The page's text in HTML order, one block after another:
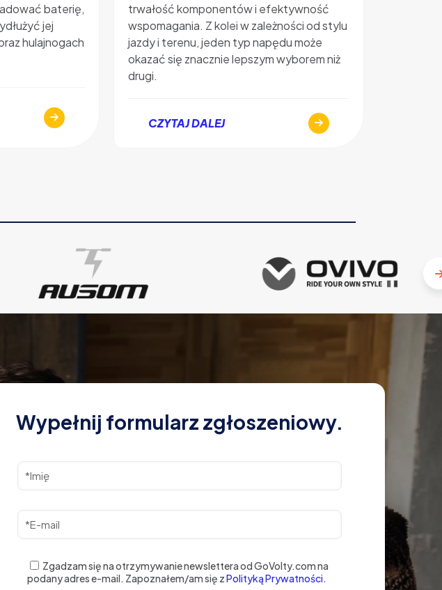
baterię,
jej
hulajnogach
trwałość komponentów i efektywność
wspomagania. Z kolei w zależności od stylu
jazdy i terenu, jeden typ napędu może
okazać się znacznie lepszym wyborem niż
drugi.
CZYTAJ DALEJ
Wypełnij formularz zgłoszeniowy.
Zgadzam się na otrzymywanie newslettera od GoVolty.com na
podany adres e-mail. Zapoznałem/am się zPolityką Prywatności.